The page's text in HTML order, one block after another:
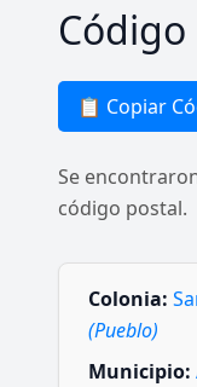
Código
📋 Copiar
Se
código postal.
Colonia:
(Pueblo)
Municipio: